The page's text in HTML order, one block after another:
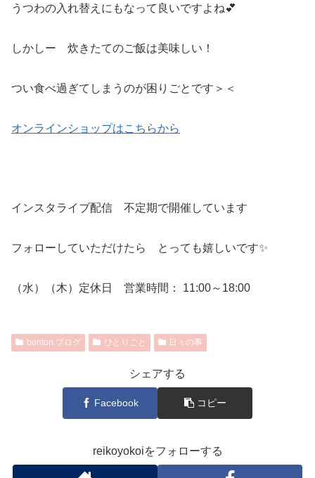
うつわの入れ替えにもなって良いですよね💕
しかしー 炊きたてのご飯は美味しい！
つい食べ過ぎてしまうのが困りごとです＞＜
オンラインショップはこちらから
インスタライブ配信 不定期で開催しています
フォローしていただけたら とっても嬉しいです✨
（水）（木）定休日 営業時間： 11:00～18:00
bonton.ブログ ひとりごと 日々の事
シェアする
Facebook コピー
reikoyokoiをフォローする